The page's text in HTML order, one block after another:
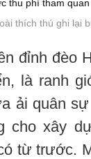
thích thú ghi lại
đỉnh đèo
là ranh
ải quân
cho xây
từ trước.